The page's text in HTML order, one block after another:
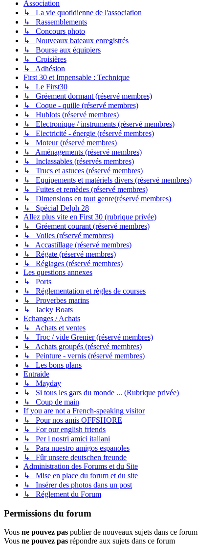
Association
↳ La vie quotidienne de l'association
↳ Rassemblements
↳ Concours photo
↳ Nouveaux bateaux enregistrés
↳ Bourse aux équipiers
↳ Croisières
↳ Adhésion
First 30 et Impensable : Technique
↳ Le First30
↳ Gréement dormant (réservé membres)
↳ Coque - quille (réservé membres)
↳ Hublots (réservé membres)
↳ Electronique / instruments (réservé membres)
↳ Electricité - énergie (réservé membres)
↳ Moteur (réservé membres)
↳ Aménagements (réservé membres)
↳ Inclassables (réservés membres)
↳ Trucs et astuces (réservé membres)
↳ Equipements et matériels divers (réservé membres)
↳ Fuites et remèdes (réservé membres)
↳ Dimensions en tout genre(réservé membres)
↳ Spécial Delph 28
Allez plus vite en First 30 (rubrique privée)
↳ Gréement courant (réservé membres)
↳ Voiles (réservé membres)
↳ Accastillage (réservé membres)
↳ Régate (réservé membres)
↳ Réglages (réservé membres)
Les questions annexes
↳ Ports
↳ Réglementation et règles de courses
↳ Proverbes marins
↳ Jacky Boats
Echanges / Achats
↳ Achats et ventes
↳ Troc / vide Grenier (réservé membres)
↳ Achats groupés (réservé membres)
↳ Peinture - vernis (réservé membres)
↳ Les bons plans
Entraide
↳ Mayday
↳ Si tous les gars du monde ... (Rubrique privée)
↳ Coup de main
If you are not a French-speaking visitor
↳ Pour nos amis OFFSHORE
↳ For our english friends
↳ Per i nostri amici italiani
↳ Para nuestro amigos espanoles
↳ Fûr unsere deutschen freunde
Administration des Forums et du Site
↳ Mise en place du forum et du site
↳ Insérer des photos dans un post
↳ Réglement du Forum
Permissions du forum
Vous ne pouvez pas publier de nouveaux sujets dans ce forum
Vous ne pouvez pas répondre aux sujets dans ce forum